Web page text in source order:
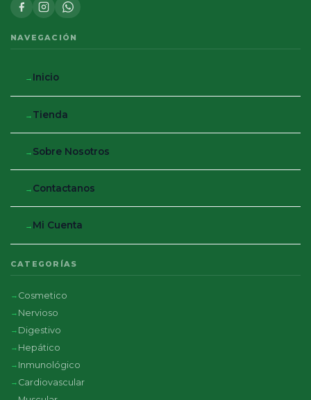
NAVEGACIÓN
Inicio
Tienda
Sobre Nosotros
Contactanos
Mi Cuenta
CATEGORÍAS
Cosmetico
Nervioso
Digestivo
Hepático
Inmunológico
Cardiovascular